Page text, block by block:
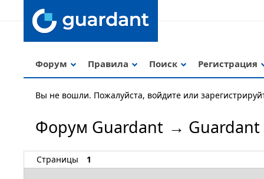
Форум Правила Поиск Регистрация
Вы не вошли. Пожалуйста, войдите или
Форум Guardant → Guardant
Страницы 1